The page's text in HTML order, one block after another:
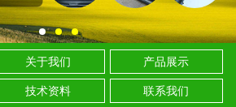
关于我们 产品展示
技术资料 联系我们